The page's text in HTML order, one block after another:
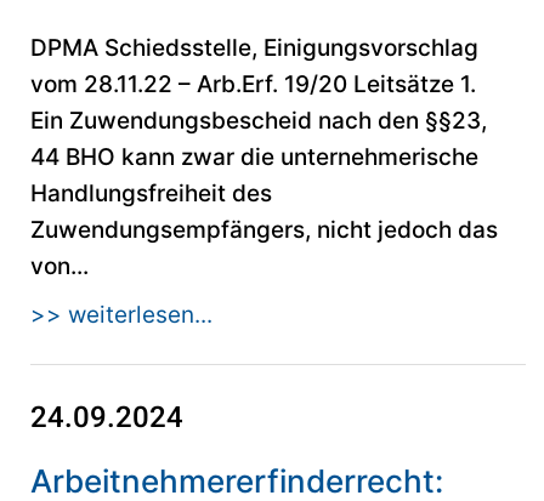
DPMA Schiedsstelle, Einigungsvorschlag
vom 28.11.22 – Arb.Erf. 19/20 Leitsätze 1.
Ein Zuwendungsbescheid nach den §§23,
44 BHO kann zwar die unternehmerische
Handlungsfreiheit des
Zuwendungsempfängers, nicht jedoch das
von...
>> weiterlesen...
24.09.2024
Arbeitnehmererfinderrecht: